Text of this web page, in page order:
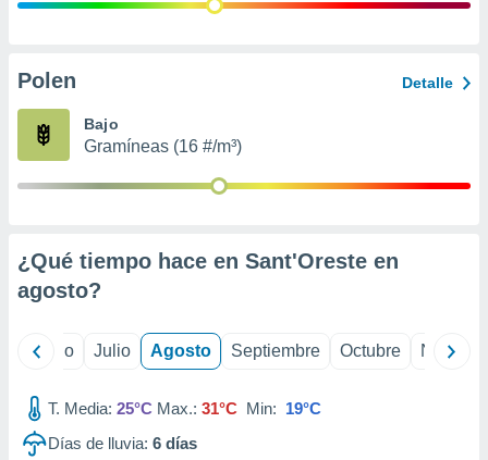
publicidad
de
Polen Detalle
Bajo
Gramíneas (16 #/m³)
¿Qué tiempo hace en Sant'Oreste en
agosto?
Junio Julio Agosto Septiembre Octubre
T. Media: 25°C Max.: 31°C Min: 19°C
Días de lluvia: 6 días